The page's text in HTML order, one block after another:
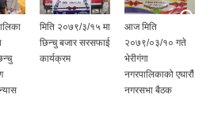
मिति २०७९/३/१५ मा
छिन्चु बजार सरसफाई
कार्यक्रम
आज मिति
२०७९/०३/१० गते
भेरीगंगा
नगरपालिकाको एघारौं
नगरसभा बैठक